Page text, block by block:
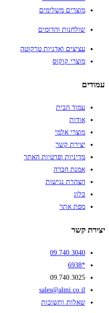
מוצרים משלימים
שולחנות והדומים
עציצים ואדניות טרקוטה
מוצרי קוקוס
עמודים
עמוד הבית
אודות
מוצרי אלמי
יצירת קשר
מדיניות ופרטיות האתר
אמנת חברה
הצהרת נגישות
בלוג
מפת אתר
יצירת קשר
09.740.3040
*6938
09.740.3025
sales@almi.co.il
שאלות ותשובות